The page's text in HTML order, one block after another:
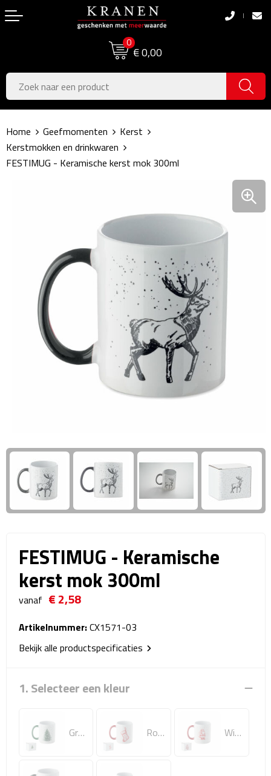
0
€ 0,00
Boodschappentassen
Boodschappentassen
Jute tassen
Katoenen draagtassen
Opvouwbare tassen
Zakelijke Tassen
Business trolleys
Documententassen
Kledingtassen
Reistassen
Trolleys
Reistassensets
Weekendtassen
Autotassen
Rugzakken
Pasen
Koningsdag
Zomer
Voetbal, EK & WK
Geboorte- & Kraamcadeau's
Giftcards
Wellness Giftsets
Home Geefmomenten
Kerst
Kerstmokken en drinkwaren
FESTIMUG - Keramische kerst mok 300ml
FESTIMUG - Keramische
kerst mok 300ml
vanaf € 2,58
Artikelnummer:CX1571-03
Bekijk alle productspecificaties
1. Selecteer een kleur
Groen Rood Wit/rood